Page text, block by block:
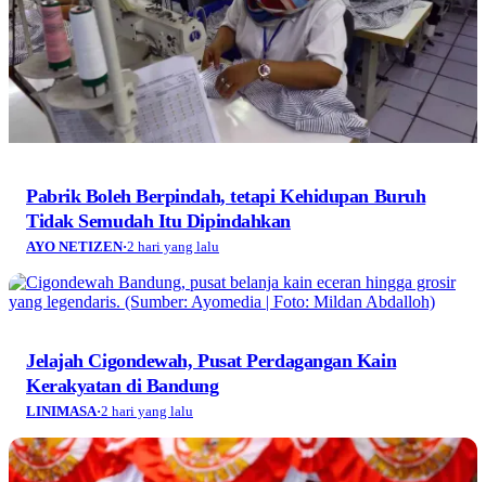
Pabrik Boleh Berpindah, tetapi Kehidupan Buruh
Tidak Semudah Itu Dipindahkan
AYO NETIZEN·2 hari yang lalu
Jelajah Cigondewah, Pusat Perdagangan Kain
Kerakyatan di Bandung
LINIMASA·2 hari yang lalu